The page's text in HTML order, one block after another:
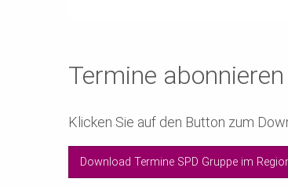
Termine
Klicken Sie auf den Button zum
Download Termine SPD Gruppe im